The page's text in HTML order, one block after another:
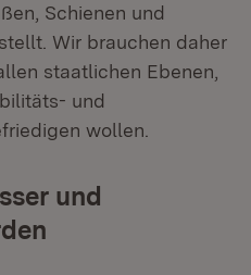
Schienen und
Wir brauchen daher
staatlichen Ebenen,
und
wollen.
und